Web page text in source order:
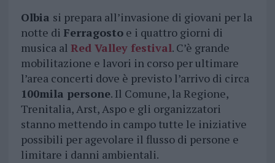
Olbia si prepara all’invasione di giovani per la
notte di Ferragostoe i quattro giorni di
musica al Red Valley festival. C’è grande
mobilitazione e lavori in corso per ultimare
l’area concerti dove è previsto l’arrivo di circa
100mila persone. Il Comune, la Regione,
Trenitalia, Arst, Aspo e gli organizzatori
stanno mettendo in campo tutte le iniziative
possibili per agevolare il flusso di persone e
limitare i danni ambientali.